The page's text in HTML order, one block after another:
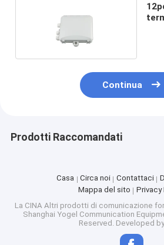
Continua
Prodotti Raccomandati
Casa Circa noi Contattaci
Mappa del sito
Privacy
La CINA Altri prodotti di comunicazione
Shanghai Yogel Communication
Reserved. Developed